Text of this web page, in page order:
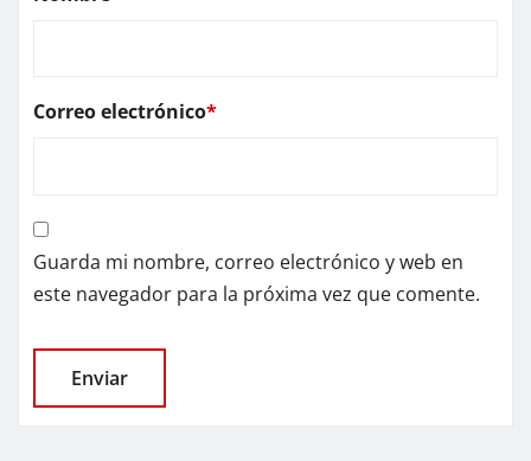
Correo electrónico*
Guarda mi nombre, correo electrónico y web en
este navegador para la próxima vez que comente.